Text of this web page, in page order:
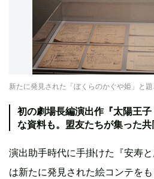
新たに発見された「ぼくらのかぐや姫」と
初の劇場長編演出作『太陽王
な資料も。盟友たちが集った
演出助手時代に手掛けた『安寿
は新たに発見された絵コンテを